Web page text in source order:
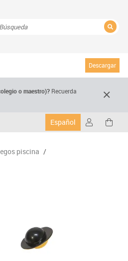
Descargar
o maestro)? Recuerda
Español
piscina /